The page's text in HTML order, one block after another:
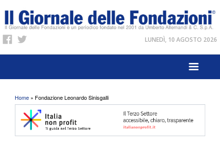
LUNEDÌ, 10 AGOSTO 2026
Tu sei qui
Home » Fondazione Leonardo Sinisgalli